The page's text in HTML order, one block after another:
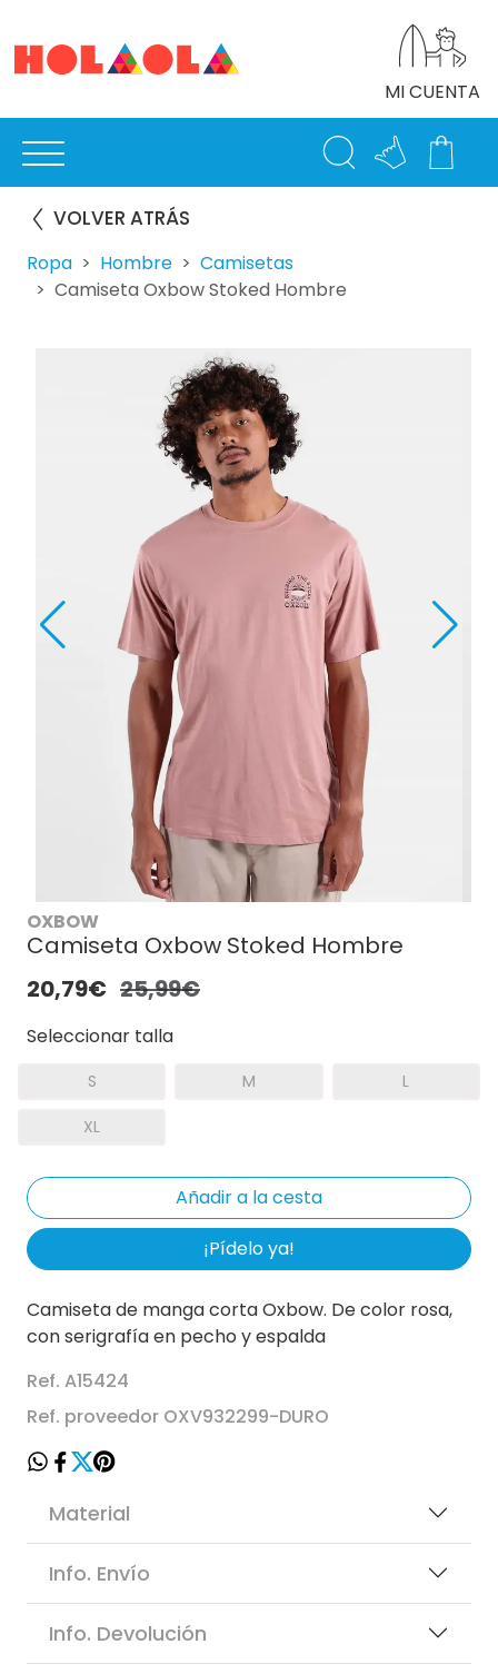
MI CUENTA
VOLVER ATRÁS
Ropa Hombre
Camisetas
Camiseta Oxbow Stoked Hombre
OXBOW
Camiseta Oxbow Stoked Hombre
20,79€ 25,99€
Seleccionar talla
S M L
XL
¡Pídelo ya!
Camiseta de manga corta Oxbow. De color rosa,
con serigrafía en pecho y espalda
Ref. A15424
Ref. proveedor OXV932299-DURO
Material
Info. Envío
Info. Devolución